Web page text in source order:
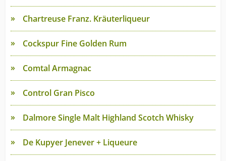
Chartreuse Franz. Kräuterliqueur
Cockspur Fine Golden Rum
Comtal Armagnac
Control Gran Pisco
Dalmore Single Malt Highland Scotch Whisky
De Kupyer Jenever + Liqueure